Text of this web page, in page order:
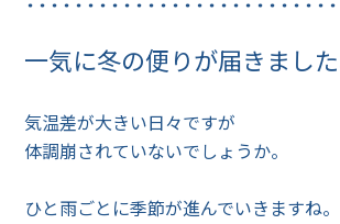
一気に冬の便りが届きまし
気温差が大きい日々ですが
体調崩されていないでしょうか。
ひと雨ごとに季節が進んでいきますね。